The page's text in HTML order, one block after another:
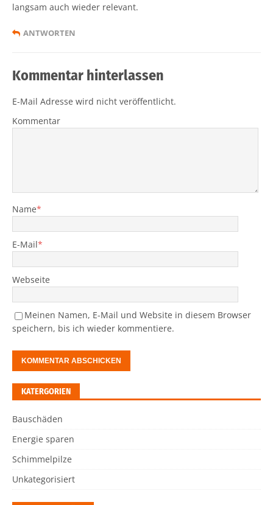
langsam auch wieder relevant.
ANTWORTEN
Kommentar hinterlassen
E-Mail Adresse wird nicht veröffentlicht.
Kommentar
Name*
E-Mail*
Webseite
Meinen Namen, E-Mail und Website in diesem Browser
speichern, bis ich wieder kommentiere.
KATERGORIEN
Bauschäden
Energie sparen
Schimmelpilze
Unkategorisiert